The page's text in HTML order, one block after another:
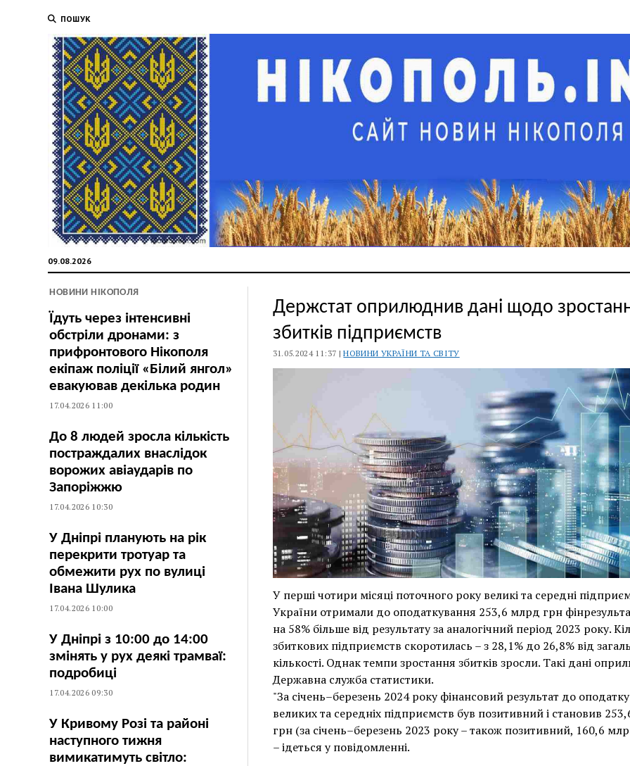
ПОШУК
09.08.2026
НОВИНИ НІКОПОЛЯ
Їдуть через інтенсивні
обстріли дронами: з
прифронтового Нікополя
екіпаж поліції «Білий янгол»
евакуював декілька родин
17.04.2026 11:00
До 8 людей зросла кількість
постраждалих внаслідок
ворожих авіаударів по
Запоріжжю
17.04.2026 10:30
У Дніпрі планують на рік
перекрити тротуар та
обмежити рух по вулиці
Івана Шулика
17.04.2026 10:00
У Дніпрі з 10:00 до 14:00
змінять у рух деякі трамваї:
подробиці
17.04.2026 09:30
У Кривому Розі та районі
наступного тижня
вимикатимуть світло:
Держстат оприлюднив дані щодо
збитків підприємств
31.05.2024 11:37 |НОВИНИ УКРАЇНИ ТА СВІТУ
У перші чотири місяці поточного року великі та середні
України отримали до оподаткування 253,6 млрд грн
на 58% більше від результату за аналогічний період 2023 року.
збиткових підприємств скоротилась – з 28,1% до 26,8% від
кількості. Однак темпи зростання збитків зросли. Такі дані
Державна служба статистики.
"За січень–березень 2024 року фінансовий результат до
великих та середніх підприємств був позитивний і становив
грн (за січень–березень 2023 року – також позитивний, 160,6
– ідеться у повідомленні.